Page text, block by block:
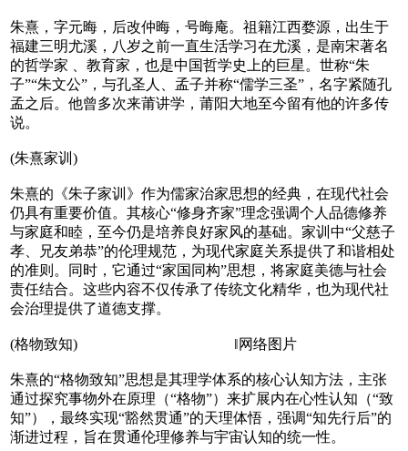
朱熹，字元晦，后改仲晦，号晦庵。祖籍江西婺源，出生于
福建三明尤溪，八岁之前一直生活学习在尤溪，是南宋著名
的哲学家 、教育家，也是中国哲学史上的巨星。世称“朱
子”“朱文公”，与孔圣人、孟子并称“儒学三圣”，名字紧随孔
孟之后。他曾多次来莆讲学，莆阳大地至今留有他的许多传
说。
(朱熹家训)
朱熹的《朱子家训》作为儒家治家思想的经典，在现代社会
仍具有重要价值。其核心“修身齐家”理念强调个人品德修养
与家庭和睦，至今仍是培养良好家风的基础‌。家训中“父慈子
孝、兄友弟恭”的伦理规范，为现代家庭关系提供了和谐相处
的准则‌。同时，它通过“家国同构”思想，将家庭美德与社会
责任结合。这些内容不仅传承了传统文化精华，也为现代社
会治理提供了道德支撑‌。
(格物致知) ‖网络图片
朱熹的“格物致知”思想是其理学体系的核心认知方法，主张
通过探究事物外在原理（“格物”）来扩展内在心性认知（“致
知”），最终实现“豁然贯通”的天理体悟，强调“知先行后”的
渐进过程，旨在贯通伦理修养与宇宙认知的统一性。